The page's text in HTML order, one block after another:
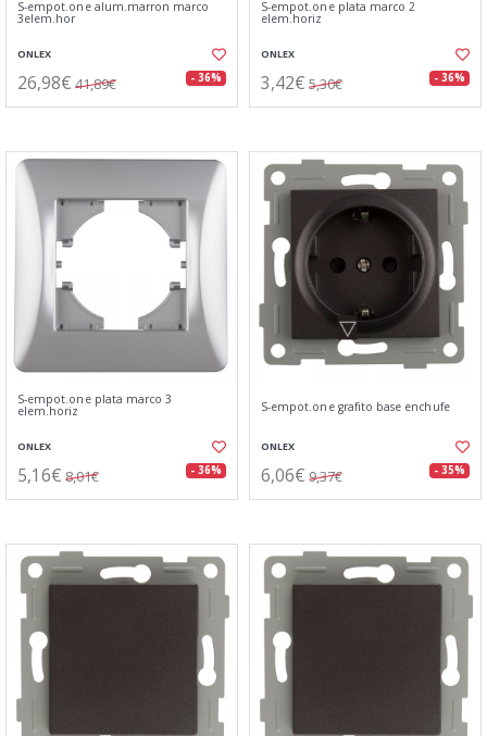
S-empot.one alum.marron marco
3elem.hor
ONLEX
26,98€ 41,89€ - 36%
S-empot.one plata marco 2
elem.horiz
ONLEX
3,42€ 5,30€ - 36%
S-empot.one plata marco 3
elem.horiz
ONLEX
5,16€ 8,01€ - 36%
S-empot.one grafito base enchufe
ONLEX
6,06€ 9,37€ - 35%